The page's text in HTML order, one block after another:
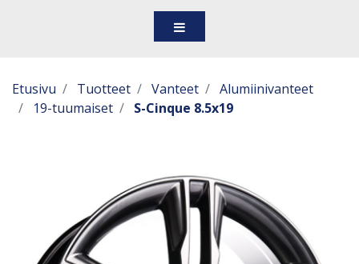
Etusivu Tuotteet Vanteet
Alumiinivanteet
19-tuumaiset
S-Cinque 8.5x19